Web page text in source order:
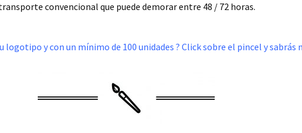
convencional que puede demorar entre 48 / 72 horas.
y con un mínimo de 100 unidades ? Click sobre el pincel y sabrás